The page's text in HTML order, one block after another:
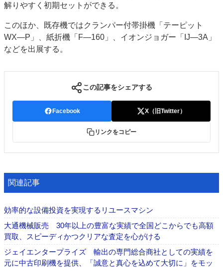
解りやすく初期セットができる。
このほか、既存機ではクランパー付帯掛機「テーピット
WX―P」、紙折機「F―160」、イオンジョガー「IJ―3A」
などを出展する。
この記事をシェアする
Facebook X（旧Twitter）
リンクをコピー
関連記事
効率的な設備投資を実現するリユースマシン
大通機械販売 30年以上の豊富な実績で全国どこからでも高額
買取、スピーディかつクリアな査定を心がける
ジェイエンタープライズ 輸出の専門総合商社としての実績を
元に中古印刷機を提供、「誠意と真心を込めて大切に」をモッ